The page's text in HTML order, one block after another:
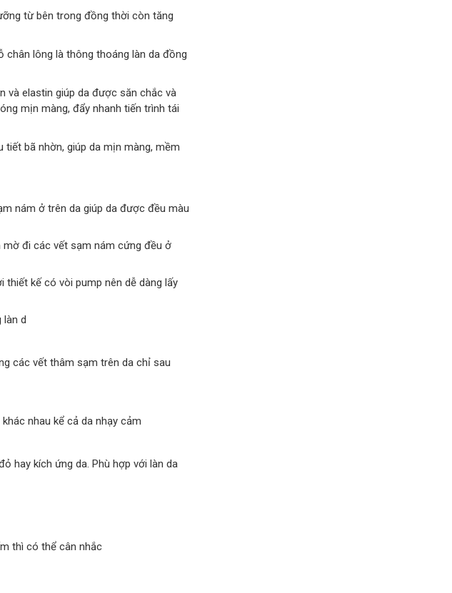
từ bên trong đồng thời còn tăng
chân lông là thông thoáng làn da đồng
và elastin giúp da được săn chắc và
mịn màng, đẩy nhanh tiến trình tái
bã nhờn, giúp da mịn màng, mềm
nám ở trên da giúp da được đều màu
đi các vết sạm nám cứng đều ở
kế có vòi pump nên dễ dàng lấy
làn d
các vết thâm sạm trên da chỉ sau
nhau kể cả da nhạy cảm
hay kích ứng da. Phù hợp với làn da
thì có thể cân nhắc